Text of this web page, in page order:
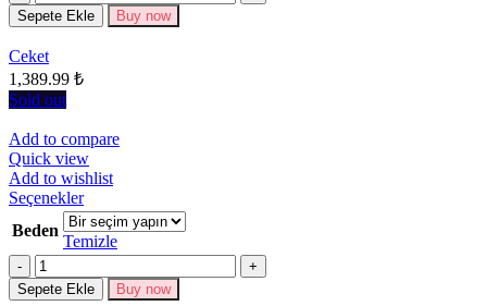
Seçenekler
seçilebilir
Sepete Ekle Buy now
Ceket
1,389.99 ₺
Sold out
Add to compare
Quick view
Add to wishlist
SeçeneklerBu
ürünün
birden
fazla
varyasyonu
var.
Beden
Temizle
Miktar
Sepete Ekle Buy now